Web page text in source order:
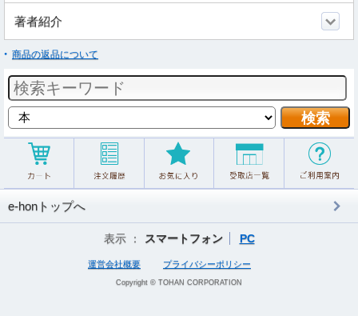
著者紹介
商品の返品について
e-honトップへ
表示 ： スマートフォン PC
運営会社概要 プライバシーポリシー
Copyright © TOHAN CORPORATION